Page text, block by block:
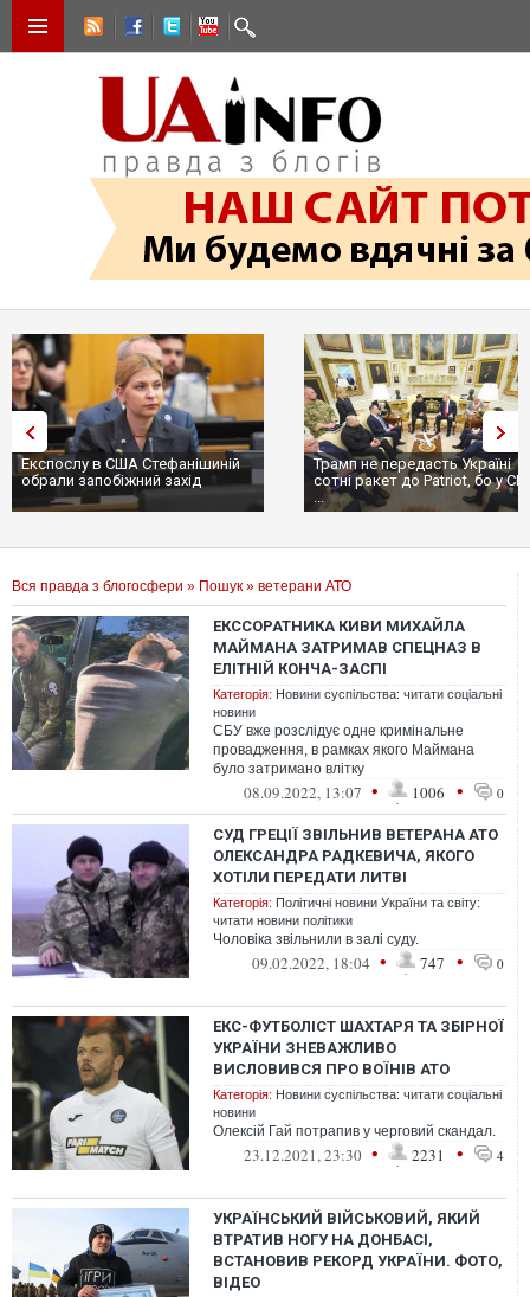
Експослу в США Стефанішиній
обрали запобіжний захід
Трамп не передасть Україні
сотні ракет до Patriot, бо у
...
Вся правда з блогосфери » Пошук » ветерани АТО
ЕКССОРАТНИКА КИВИ МИХАЙЛА
МАЙМАНА ЗАТРИМАВ СПЕЦНАЗ В
ЕЛІТНІЙ КОНЧА-ЗАСПІ
Категорія: Новини суспільства: читати соціальні
новини
СБУ вже розслідує одне кримінальне
провадження, в рамках якого Маймана
було затримано влітку
08.09.2022, 13:07 • 1006 • 0
СУД ГРЕЦІЇ ЗВІЛЬНИВ ВЕТЕРАНА АТО
ОЛЕКСАНДРА РАДКЕВИЧА, ЯКОГО
ХОТІЛИ ПЕРЕДАТИ ЛИТВІ
Категорія: Політичні новини України та світу:
читати новини політики
Чоловіка звільнили в залі суду.
09.02.2022, 18:04 • 747 • 0
ЕКС-ФУТБОЛІСТ ШАХТАРЯ ТА ЗБІРНОЇ
УКРАЇНИ ЗНЕВАЖЛИВО
ВИСЛОВИВСЯ ПРО ВОЇНІВ АТО
Категорія: Новини суспільства: читати соціальні
новини
Олексій Гай потрапив у черговий скандал.
23.12.2021, 23:30 • 2231 • 4
УКРАЇНСЬКИЙ ВІЙСЬКОВИЙ, ЯКИЙ
ВТРАТИВ НОГУ НА ДОНБАСІ,
ВСТАНОВИВ РЕКОРД УКРАЇНИ. ФОТО,
ВІДЕО